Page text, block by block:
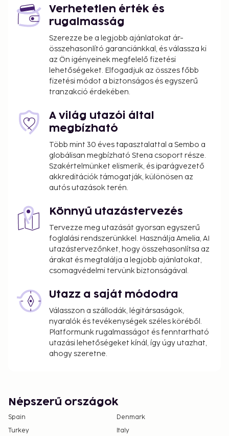
Verhetetlen érték és
rugalmasság
Szerezze be a legjobb ajánlatokat ár-
összehasonlító garanciánkkal, és válassza ki
az Ön igényeinek megfelelő fizetési
lehetőségeket. Elfogadjuk az összes főbb
fizetési módot a biztonságos és egyszerű
tranzakció érdekében.
A világ utazói által
megbízható
Több mint 30 éves tapasztalattal a Sembo a
globálisan megbízható Stena csoport része.
Szakértelmünket elismerik, és iparágvezető
akkreditációk támogatják, különösen az
autós utazások terén.
Könnyű utazástervezés
Tervezze meg utazását gyorsan egyszerű
foglalási rendszerünkkel. Használja Amelia, AI
utazástervezőnket, hogy összehasonlítsa az
árakat és megtalálja a legjobb ajánlatokat,
csomagvédelmi tervünk biztonságával.
Utazz a saját módodra
Válasszon a szállodák, légitársaságok,
nyaralók és tevékenységek széles köréből.
Platformunk rugalmasságot és fenntartható
utazási lehetőségeket kínál, így úgy utazhat,
ahogy szeretne.
Népszerű országok
Spain
Denmark
Turkey
Italy